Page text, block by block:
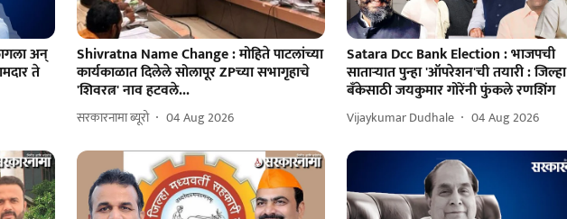
अन्
ते
Shivratna Name Change : मोहिते पाटलांच्या
कार्यकाळात दिलेले सोलापूर ZPच्या सभागृहाचे
'शिवरत्न' नाव हटवले...
सरकारनामा ब्यूरो 04 Aug 2026
Satara Dcc Bank Election : भाजपची
साताऱ्यात पुन्हा 'ऑपरेशन'ची तयारी : जिल्हा
बँकेसाठी जयकुमार गोरेंनी फुंकले रणशिंग
Vijaykumar Dudhale 04 Aug 2026